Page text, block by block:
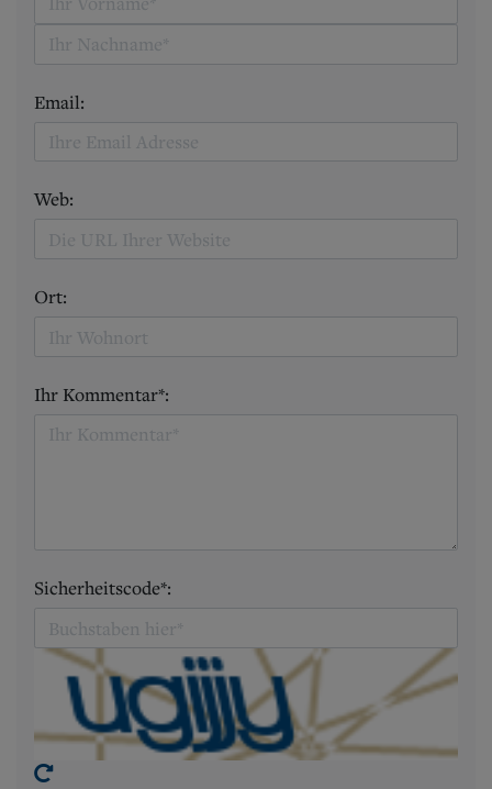
Email:
Web:
Ort:
Ihr Kommentar*:
Sicherheitscode*: